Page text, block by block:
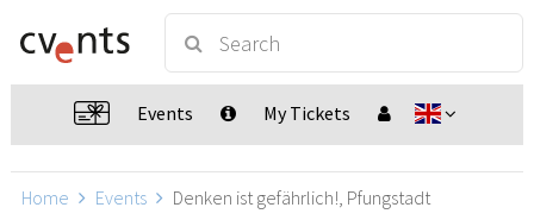
Events My Tickets
Home Events Denken ist gefährlich!, Pfungstadt